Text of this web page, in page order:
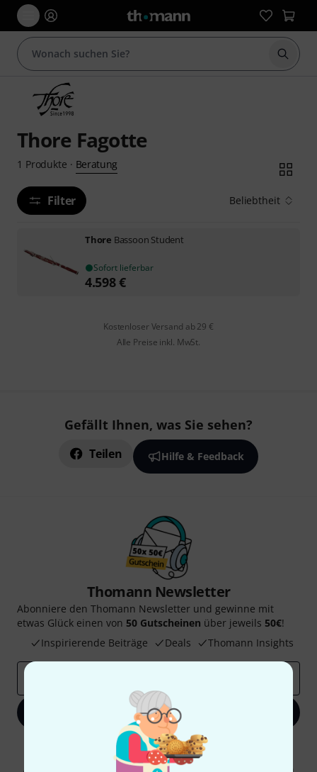
Suche
Thore Fagotte
1 Produkte · Beratung
Filter Beliebtheit
Thore Bassoon Student
Sofort lieferbar
4.598€
Kostenloser Versand ab 29 €
Alle Preise inkl. MwSt.
Gefällt Ihnen, was Sie sehen?
Teilen Hilfe & Feedback
Thomann Newsletter
Abonniere den Thomann Newsletter und gewinne mit
etwas Glück einen von 50 Gutscheinen über jeweils 50€!
Inspirierende Beiträge
Deals Thomann Insights
Jetzt anmelden
Mit Klick auf „Jetzt anmelden“ stimmen Sie dem Erhalt von E-Mail-
Werbung und einer Messung des E-Mail-Nutzungsverhaltens zu. Die
Abmeldung ist jederzeit möglich. Weitere Informationen finden Sie in